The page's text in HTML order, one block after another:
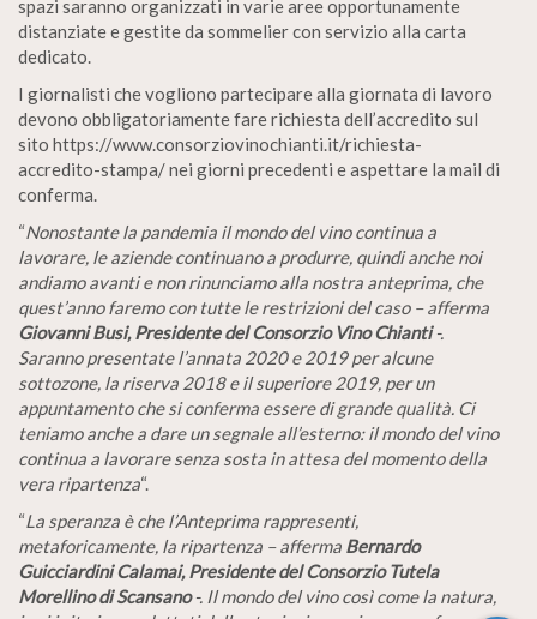
spazi saranno organizzati in varie aree opportunamente
distanziate e gestite da sommelier con servizio alla carta
dedicato.
I giornalisti che vogliono partecipare alla giornata di lavoro
devono obbligatoriamente fare richiesta dell’accredito sul
sito https://www.consorziovinochianti.it/richiesta-
accredito-stampa/ nei giorni precedenti e aspettare la mail di
conferma.
“Nonostante la pandemia il mondo del vino continua a
lavorare, le aziende continuano a produrre, quindi anche noi
andiamo avanti e non rinunciamo alla nostra anteprima, che
quest’anno faremo con tutte le restrizioni del caso – afferma
Giovanni Busi, Presidente del Consorzio Vino Chianti-.
Saranno presentate l’annata 2020 e 2019 per alcune
sottozone, la riserva 2018 e il superiore 2019, per un
appuntamento che si conferma essere di grande qualità. Ci
teniamo anche a dare un segnale all’esterno: il mondo del vino
continua a lavorare senza sosta in attesa del momento della
vera ripartenza“.
“La speranza è che l’Anteprima rappresenti,
metaforicamente, la ripartenza – afferma Bernardo
Guicciardini Calamai, Presidente del Consorzio Tutela
Morellino di Scansano-. Il mondo del vino così come la natura,